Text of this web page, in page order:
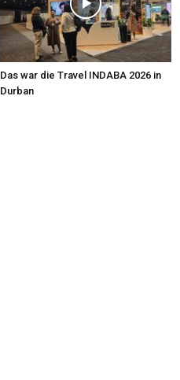
Das war die Travel INDABA 2026 in
Durban